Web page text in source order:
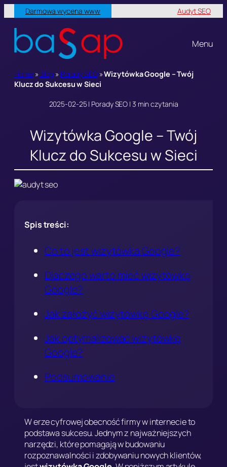
Przejdź
do
treści
Darmowa wycena www Audyt SEO
Menu
Home» Blog» Porady SEO»Wizytówka Google – Twój
Klucz do Sukcesu w Sieci
2025-02-25 | Porady SEO | 3 min czytania
Wizytówka Google – Twój
Klucz do Sukcesu w Sieci
Spis treści:
Co to jest wizytówka Google?
Dlaczego warto mieć wizytówkę
Google?
Jak założyć wizytówkę Google?
Jak optymalizować wizytówkę
Google?
Podsumowanie
W erze cyfrowej obecność firmy w internecie to
podstawa sukcesu. Jednym z najważniejszych
narzędzi, które pomagają w budowaniu
rozpoznawalności i zdobywaniu nowych klientów,